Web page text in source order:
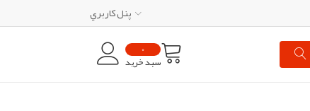
پنل کاربري
0
سبد خرید